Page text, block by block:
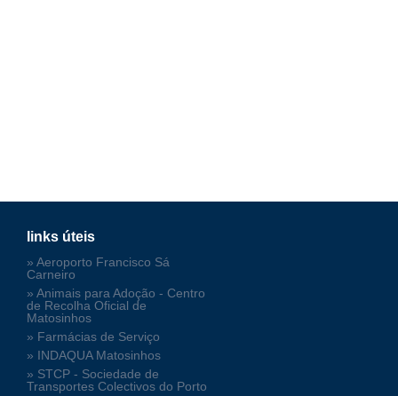
links úteis
» Aeroporto Francisco Sá
Carneiro
» Animais para Adoção - Centro
de Recolha Oficial de
Matosinhos
» Farmácias de Serviço
» INDAQUA Matosinhos
» STCP - Sociedade de
Transportes Colectivos do Porto